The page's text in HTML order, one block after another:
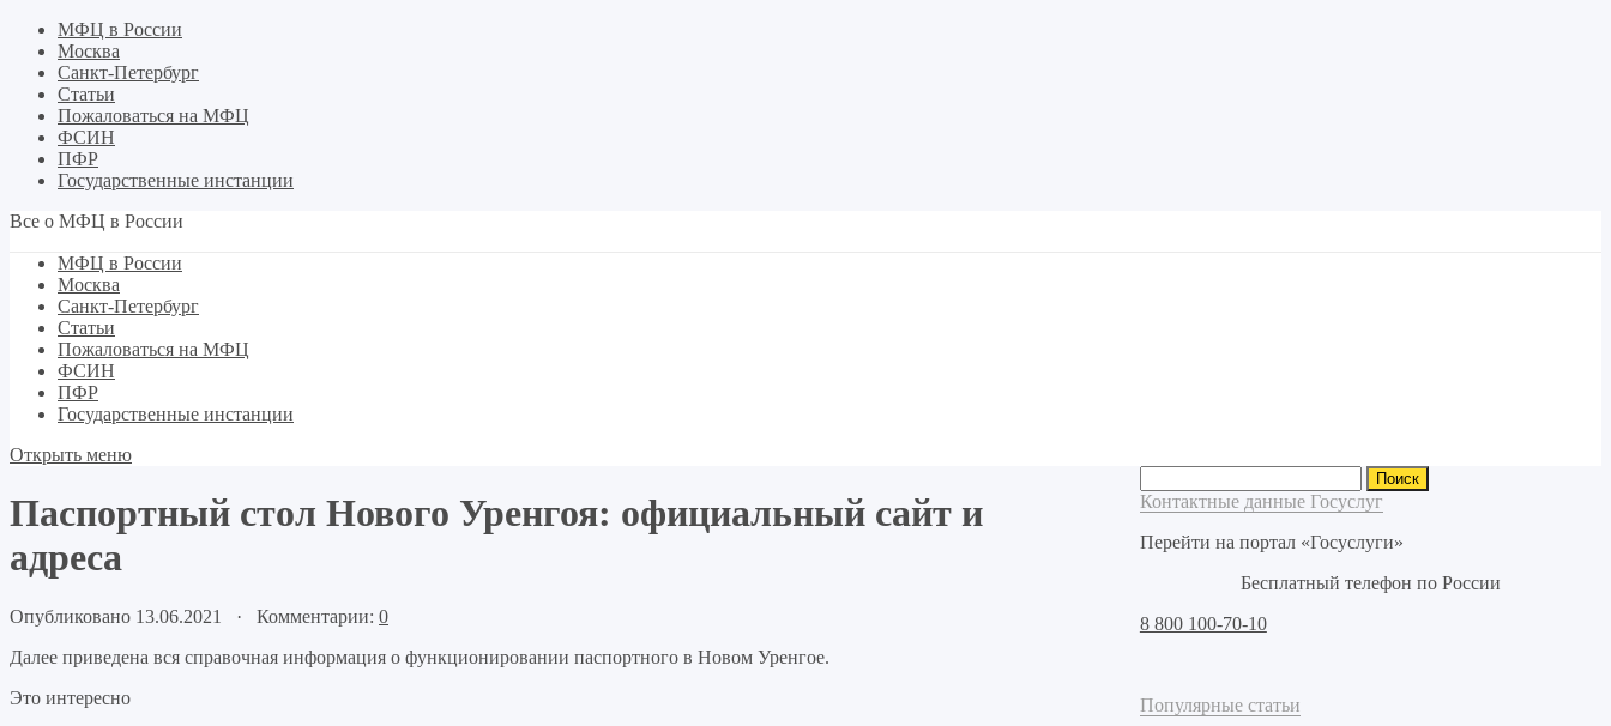
МФЦ в России
Москва
Санкт-Петербург
Статьи
Пожаловаться на МФЦ
ФСИН
ПФР
Государственные инстанции
Все о МФЦ в России
МФЦ в России
Москва
Санкт-Петербург
Статьи
Пожаловаться на МФЦ
ФСИН
ПФР
Государственные инстанции
Открыть меню
Паспортный стол Нового Уренгоя: официальный сайт и
адреса
Опубликовано 13.06.2021 · Комментарии: 0
Далее приведена вся справочная информация о функционировании паспортного в Новом Уренгое.
Это интересно
Контактные данные Госуслуг
Перейти на портал «Госуслуги»
Бесплатный телефон по России
8 800 100-70-10
Популярные статьи